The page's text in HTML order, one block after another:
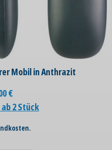
Mobil in Anthrazit
€
2 Stück